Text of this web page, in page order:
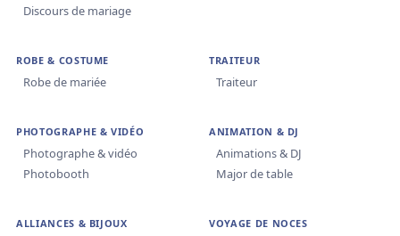
Discours de mariage
ROBE & COSTUME
Robe de mariée
TRAITEUR
Traiteur
PHOTOGRAPHE & VIDÉO
Photographe & vidéo
Photobooth
ANIMATION & DJ
Animations & DJ
Major de table
ALLIANCES & BIJOUX VOYAGE DE NOCES